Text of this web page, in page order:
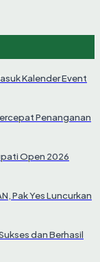
Kalender Event
Penanganan
Open 2026
Pak Yes Luncurkan
dan Berhasil